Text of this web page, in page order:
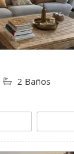
2 Baños